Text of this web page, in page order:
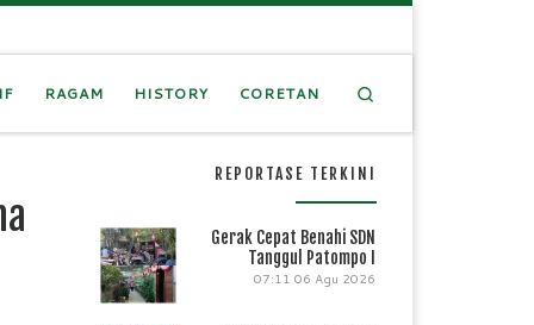
RAGAM HISTORY CORETAN
REPORTASE TERKINI
Gerak Cepat Benahi SDN
Tanggul Patompo I
07:11 06 Agu 2026